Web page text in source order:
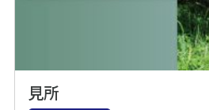
見所